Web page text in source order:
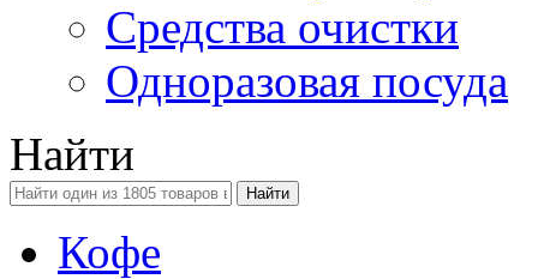
Средства очистки
Одноразовая посуда
Найти
Кофе